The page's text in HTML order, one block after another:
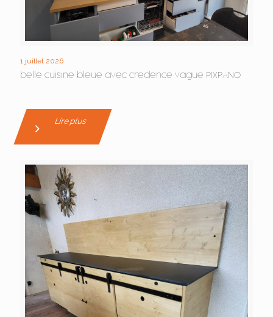
1 juillet 2026
belle cuisine bleue avec credence vague PIXPANO
Lire plus